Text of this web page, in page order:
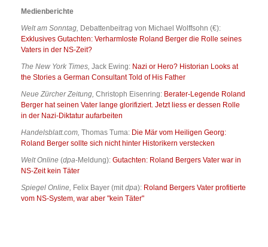
Medienberichte
Welt am Sonntag, Debattenbeitrag von Michael Wolffsohn (€):
Exklusives Gutachten: Verharmloste Roland Berger die Rolle seines
Vaters in der NS-Zeit?
The New York Times, Jack Ewing: Nazi or Hero? Historian Looks at
the Stories a German Consultant Told of His Father
Neue Zürcher Zeitung, Christoph Eisenring: Berater-Legende Roland
Berger hat seinen Vater lange glorifiziert. Jetzt liess er dessen Rolle
in der Nazi-Diktatur aufarbeiten
Handelsblatt.com, Thomas Tuma: Die Mär vom Heiligen Georg:
Roland Berger sollte sich nicht hinter Historikern verstecken
Welt Online (dpa-Meldung): Gutachten: Roland Bergers Vater war in
NS-Zeit kein Täter
Spiegel Online, Felix Bayer (mitdpa): Roland Bergers Vater profitierte
vom NS-System, war aber "kein Täter"